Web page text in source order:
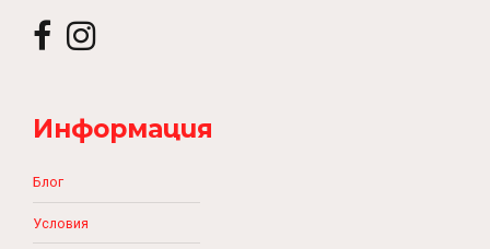
Информация
Блог
Условия